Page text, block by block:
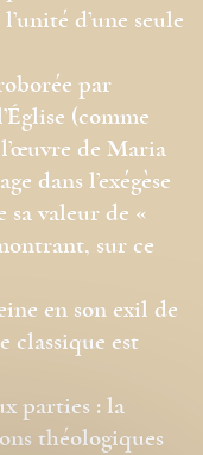
d’une seule
par
(comme
de Maria
dans l’exégèse
sa valeur de «
sur ce
en son exil de
classique est
parties : la
théologiques